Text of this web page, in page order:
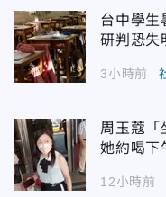
台中學
研判恐失
3小時前
周玉蔻「
她約喝下
12小時前